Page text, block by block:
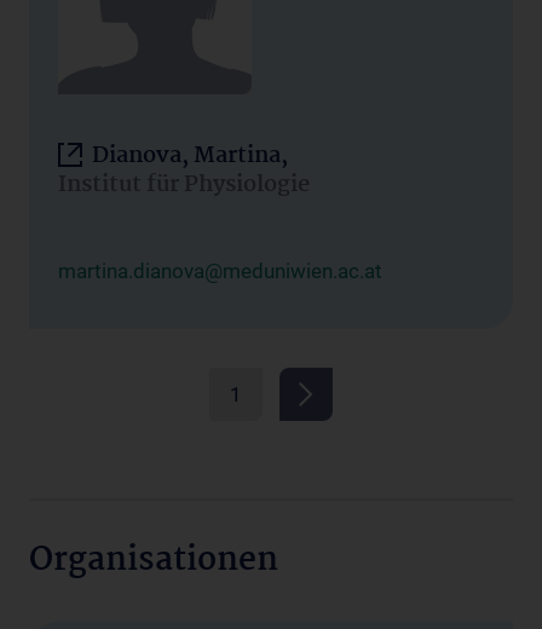
Dianova, Martina,
Institut für Physiologie
martina.dianova@meduniwien.ac.at
1
Organisationen